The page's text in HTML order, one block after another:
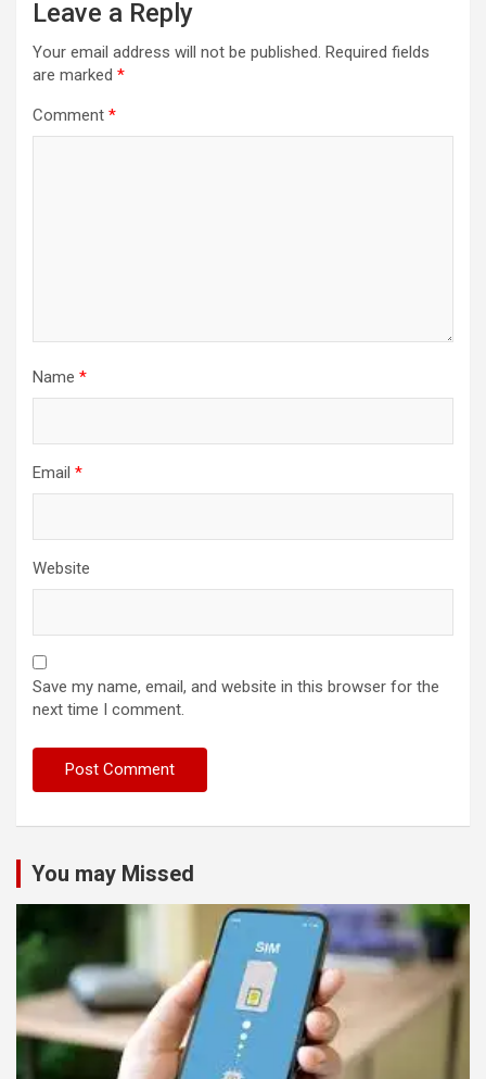
Leave a Reply
Your email address will not be published. Required fields
are marked *
Comment *
Name *
Email *
Website
Save my name, email, and website in this browser for the
next time I comment.
You may Missed